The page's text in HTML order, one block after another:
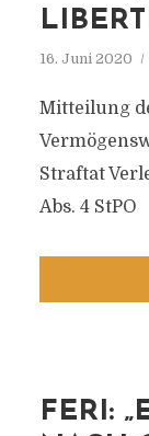
16. Juni 2020
Mitteilung
Straftat
Abs. 4 StPO
FERI: